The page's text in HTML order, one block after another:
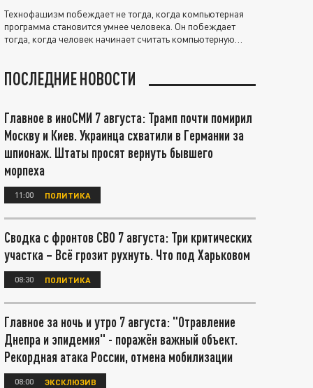
Технофашизм побеждает не тогда, когда компьютерная
программа становится умнее человека. Он побеждает
тогда, когда человек начинает считать компьютерную
ПОСЛЕДНИЕ НОВОСТИ
Главное в иноСМИ 7 августа: Трамп почти помирил
Москву и Киев. Украинца схватили в Германии за
шпионаж. Штаты просят вернуть бывшего
морпеха
11:00 ПОЛИТИКА
Сводка с фронтов СВО 7 августа: Три критических
участка – Всё грозит рухнуть. Что под Харьковом
08:30 ПОЛИТИКА
Главное за ночь и утро 7 августа: "Отравление
Днепра и эпидемия" - поражён важный объект.
Рекордная атака России, отмена мобилизации
08:00 ЭКСКЛЮЗИВ